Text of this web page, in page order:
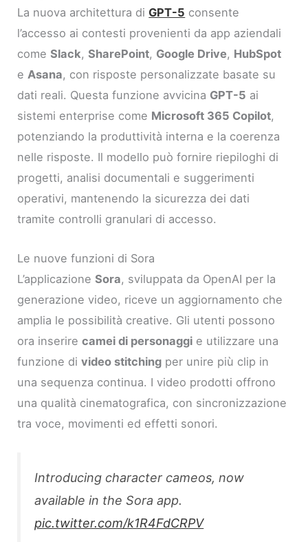
La nuova architettura diGPT-5 consente
l’accesso ai contesti provenienti da app aziendali
comeSlack,SharePoint, Google Drive, HubSpot
eAsana, con risposte personalizzate basate su
dati reali. Questa funzione avvicina GPT-5 ai
sistemi enterprise come Microsoft 365 Copilot,
potenziando la produttività interna e la coerenza
nelle risposte. Il modello può fornire riepiloghi di
progetti, analisi documentali e suggerimenti
operativi, mantenendo la sicurezza dei dati
tramite controlli granulari di accesso.
Le nuove funzioni di Sora
L’applicazioneSora, sviluppata da OpenAI per la
generazione video, riceve un aggiornamento che
amplia le possibilità creative. Gli utenti possono
ora inserirecamei di personaggi e utilizzare una
funzione divideo stitching per unire più clip in
una sequenza continua. I video prodotti offrono
una qualità cinematografica, con sincronizzazione
tra voce, movimenti ed effetti sonori.
Introducing character cameos, now
available in the Sora app.
pic.twitter.com/k1R4FdCRPV